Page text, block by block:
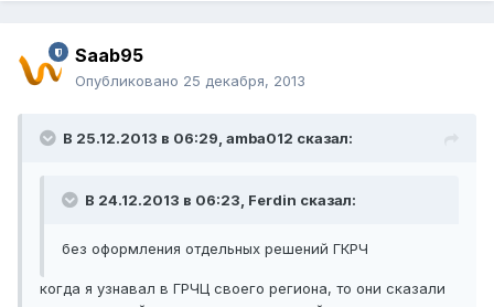
Saab95
Опубликовано 25 декабря, 2013
В 25.12.2013 в 06:29, amba012 сказал:
В 24.12.2013 в 06:23, Ferdin сказал:
без оформления отдельных решений ГКРЧ
когда я узнавал в ГРЧЦ своего региона, то они сказали